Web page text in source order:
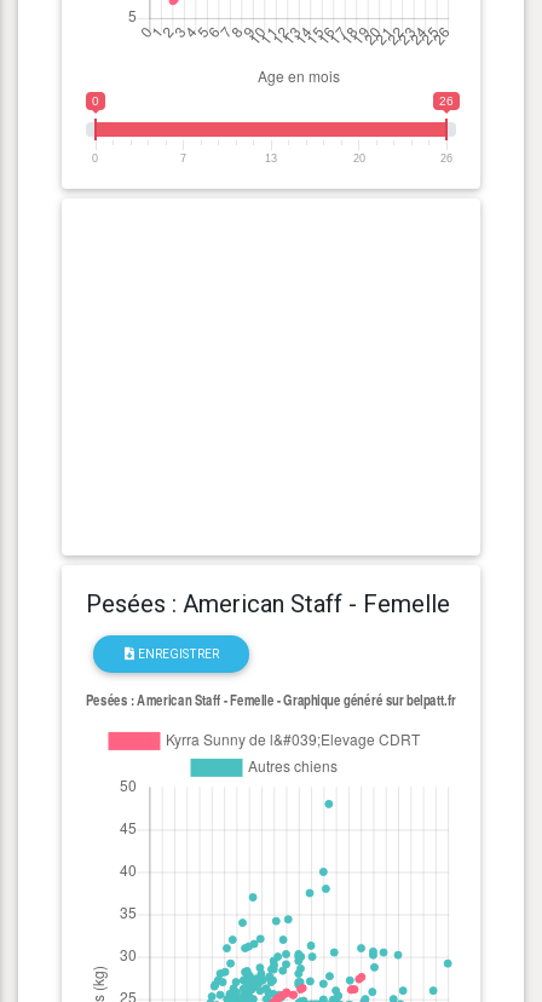
0 26
0 7 13 20 26
Pesées : American Staff - Femelle
ENREGISTRER